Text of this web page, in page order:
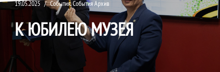
19.05.2025 События,События Архив
К ЮБИЛЕЮ МУЗЕЯ